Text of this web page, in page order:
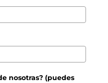
nosotras? (puedes